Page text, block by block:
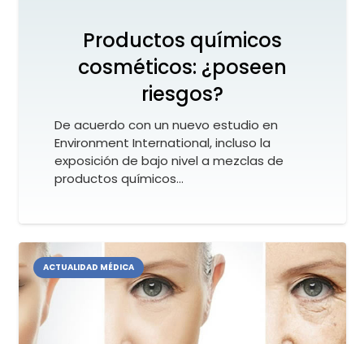
Productos químicos
cosméticos: ¿poseen
riesgos?
De acuerdo con un nuevo estudio en
Environment International, incluso la
exposición de bajo nivel a mezclas de
productos químicos…
ACTUALIDAD MÉDICA